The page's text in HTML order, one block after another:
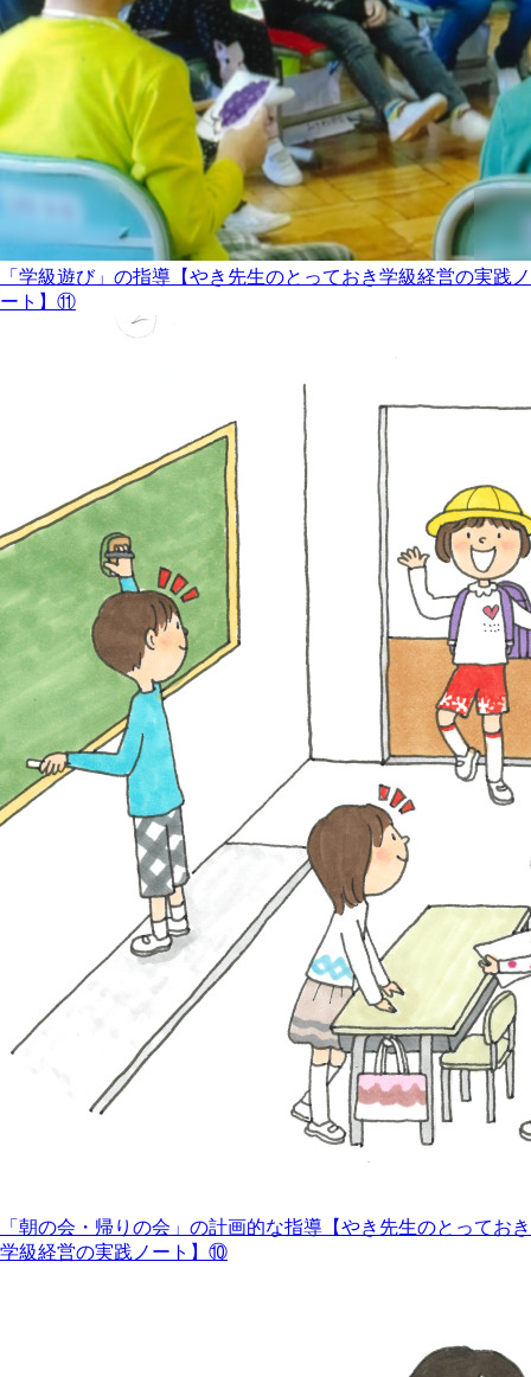
「学級遊び」の指導【やき先生のとっておき学級経営の実践ノ
ート】⑪
「朝の会・帰りの会」の計画的な指導【やき先生のとっておき
学級経営の実践ノート】⑩